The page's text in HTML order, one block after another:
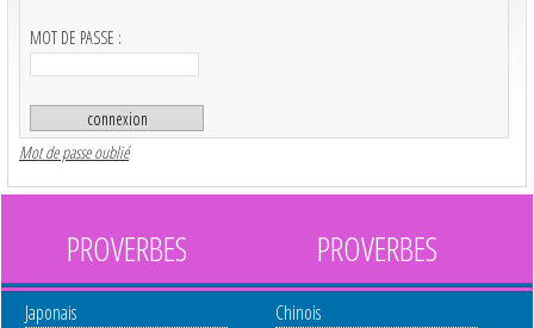
MOT DE PASSE :
Mot de passe oublié
PROVERBES
Japonais
PROVERBES
Chinois